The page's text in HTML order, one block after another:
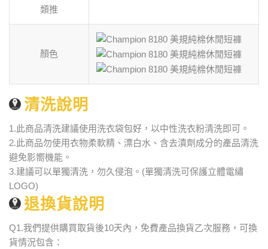
類推
顏色
清洗說明
1.此商品清洗建議使用洗衣袋包好，以中性洗衣粉清洗即可。
2.此商品勿使用衣物柔軟精、漂白水、含去漬劑成分的產品清洗
避免影嚮機能。
3.建議可以單獨清洗，勿久侵泡。(單獨清洗可保護立體電繡
LOGO)
退換貨說明
Q1.我們提供購買取貨後10天內，免費產品換貨乙次服務，可換
貨情況包含：